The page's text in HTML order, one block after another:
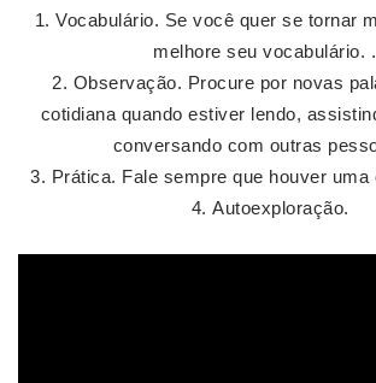
Vocabulário. Se você quer se tornar
melhore seu vocabulário.
Observação. Procure por novas
cotidiana quando estiver lendo,
conversando com outras
Prática. Fale sempre que houver uma
Autoexploração.